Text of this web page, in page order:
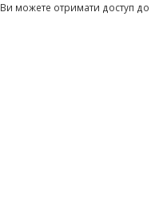
Ви можете отримати доступ до